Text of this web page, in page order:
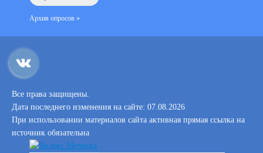
Архив опросов »
Все права защищены.
Дата последнего изменения на сайте: 07.08.2026
При использовании материалов сайта активная прямая ссылка на
источник обязательна